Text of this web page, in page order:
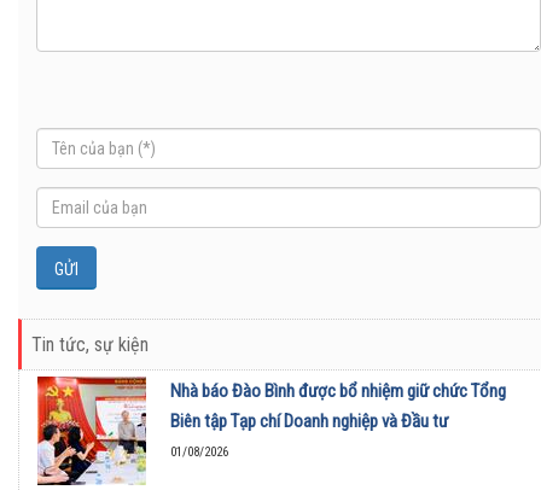
Tin tức, sự kiện
Nhà báo Đào Bình được bổ nhiệm giữ chức Tổng
Biên tập Tạp chí Doanh nghiệp và Đầu tư
01/08/2026